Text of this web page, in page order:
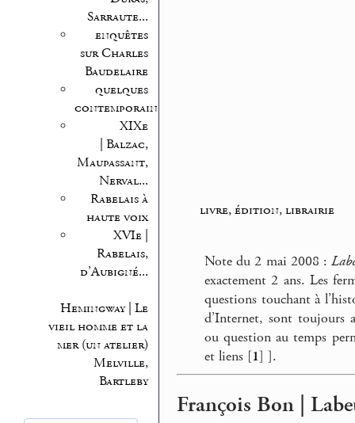
Sarraute...
enquêtes
sur Charles
Baudelaire
quelques
contemporains
XIXe
| Balzac,
Maupassant,
Nerval...
Rabelais à
haute voix
XVIe |
Rabelais,
d’Aubigné...
Hemingway | Le
vieil homme et la
mer (un atelier)
Melville,
Bartleby
livre, édition, librairie
Note du 2 mai 2008 :
exactement 2 ans. Les
questions touchant à
d’Internet, sont toujours
ou question au temps
et liens [1] ].
François Bon |